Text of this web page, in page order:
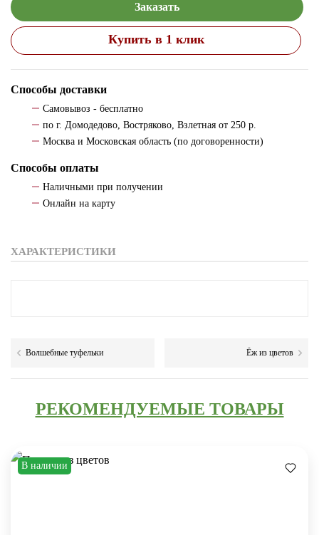
Заказать
Купить в 1 клик
Способы доставки
Самовывоз - бесплатно
по г. Домодедово, Востряково, Взлетная от 250 р.
Москва и Московская область (по договоренности)
Способы оплаты
Наличными при получении
Онлайн на карту
ХАРАКТЕРИСТИКИ
Волшебные туфельки Ёж из цветов
РЕКОМЕНДУЕМЫЕ ТОВАРЫ
В наличии